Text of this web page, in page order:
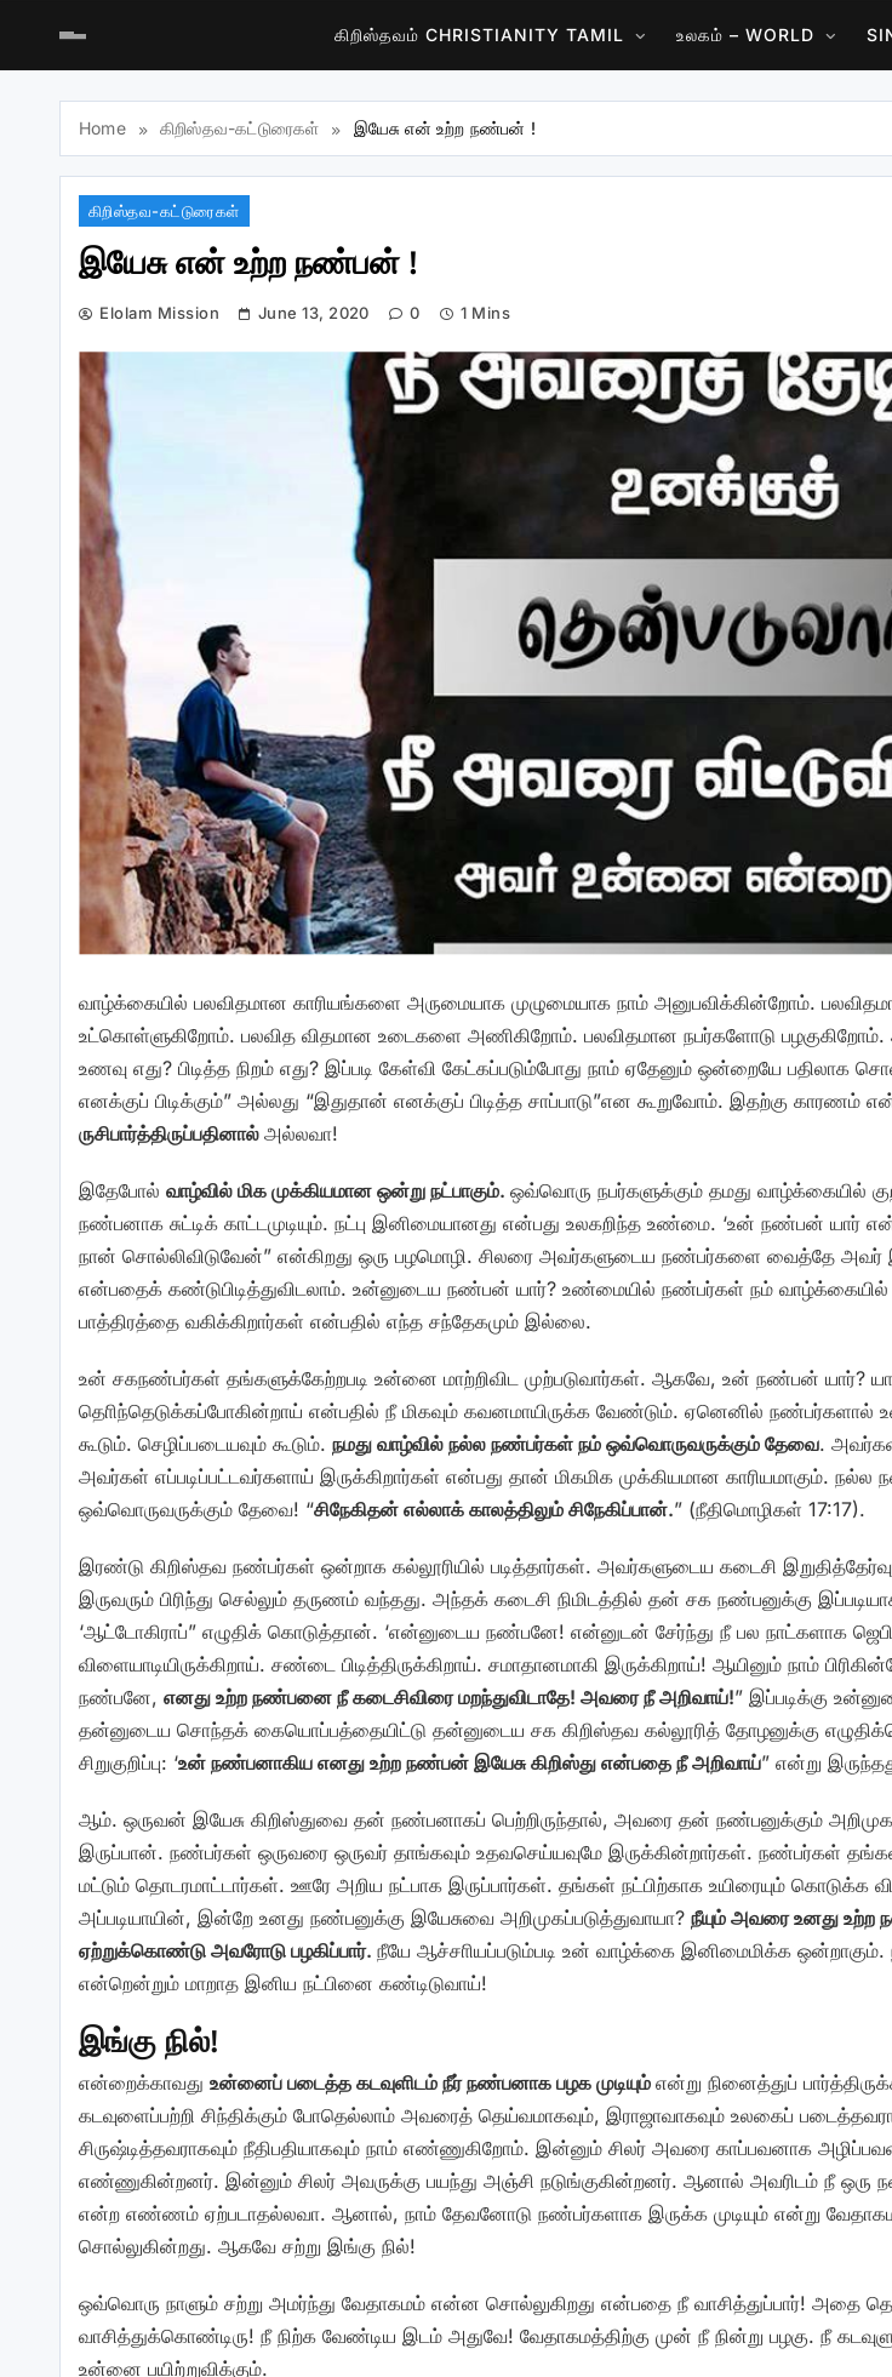
கிறிஸ்தவம் CHRISTIANITY TAMIL உலகம் – WORLD
Home கிறிஸ்தவ-கட்டுரைகள் இயேசு என் உற்ற நண்பன் !
கிறிஸ்தவ-கட்டுரைகள்
இயேசு என் உற்ற நண்பன் !
Elolam Mission June 13, 2020 0 1 Mins
வாழ்க்கையில் பலவிதமான காரியங்களை அருமையாக முழுமையாக நாம் அனுபவிக்கின்றோம்.
உட்கொள்ளுகிறோம். பலவித விதமான உடைகளை அணிகிறோம். பலவிதமான நபர்களோடு பழகுகிறோம்.
உணவு எது? பிடித்த நிறம் எது? இப்படி கேள்வி கேட்கப்படும்போது நாம் ஏதேனும் ஒன்றையே
எனக்குப் பிடிக்கும்” அல்லது “இதுதான் எனக்குப் பிடித்த சாப்பாடு”என கூறுவோம். இதற்கு
ருசிபார்த்திருப்பதினால் அல்லவா!
இதேபோல் வாழ்வில் மிக முக்கியமான ஒன்று நட்பாகும். ஒவ்வொரு நபர்களுக்கும் தமது வாழ்க்கையில்
நண்பனாக சுட்டிக் காட்டமுடியும். நட்பு இனிமையானது என்பது உலகறிந்த உண்மை. ‘உன் நண்பன் யார்
நான் சொல்லிவிடுவேன்” என்கிறது ஒரு பழமொழி. சிலரை அவர்களுடைய நண்பர்களை வைத்தே அவர்
என்பதைக் கண்டுபிடித்துவிடலாம். உன்னுடைய நண்பன் யார்? உண்மையில் நண்பர்கள் நம் வாழ்க்கையில்
பாத்திரத்தை வகிக்கிறார்கள் என்பதில் எந்த சந்தேகமும் இல்லை.
உன் சகநண்பர்கள் தங்களுக்கேற்றபடி உன்னை மாற்றிவிட முற்படுவார்கள். ஆகவே, உன் நண்பன் யார்?
தொிந்தெடுக்கப்போகின்றாய் என்பதில் நீ மிகவும் கவனமாயிருக்க வேண்டும். ஏனெனில் நண்பர்களால்
கூடும். செழிப்படையவும் கூடும். நமது வாழ்வில் நல்ல நண்பர்கள் நம் ஒவ்வொருவருக்கும் தேவை.
அவர்கள் எப்படிப்பட்டவர்களாய் இருக்கிறார்கள் என்பது தான் மிகமிக முக்கியமான காரியமாகும்.
ஒவ்வொருவருக்கும் தேவை! “சிநேகிதன் எல்லாக் காலத்திலும் சிநேகிப்பான்.” (நீதிமொழிகள் 17:17).
இரண்டு கிறிஸ்தவ நண்பர்கள் ஒன்றாக கல்லூரியில் படித்தார்கள். அவர்களுடைய கடைசி
இருவரும் பிரிந்து செல்லும் தருணம் வந்தது. அந்தக் கடைசி நிமிடத்தில் தன் சக நண்பனுக்கு
‘ஆட்டோகிராப்” எழுதிக் கொடுத்தான். ‘என்னுடைய நண்பனே! என்னுடன் சேர்ந்து நீ பல நாட்களாக
விளையாடியிருக்கிறாய். சண்டை பிடித்திருக்கிறாய். சமாதானமாகி இருக்கிறாய்! ஆயினும் நாம்
நண்பனே, எனது உற்ற நண்பனை நீ கடைசிவிரை மறந்துவிடாதே! அவரை நீ அறிவாய்!” இப்படிக்கு
தன்னுடைய சொந்தக் கையொப்பத்தையிட்டு தன்னுடைய சக கிறிஸ்தவ கல்லூரித் தோழனுக்கு
சிறுகுறிப்பு: ‘உன் நண்பனாகிய எனது உற்ற நண்பன் இயேசு கிறிஸ்து என்பதை நீ அறிவாய்” என்று
ஆம். ஒருவன் இயேசு கிறிஸ்துவை தன் நண்பனாகப் பெற்றிருந்தால், அவரை தன் நண்பனுக்கும்
இருப்பான். நண்பர்கள் ஒருவரை ஒருவர் தாங்கவும் உதவசெய்யவுமே இருக்கின்றார்கள். நண்பர்கள்
மட்டும் தொடரமாட்டார்கள். ஊரே அறிய நட்பாக இருப்பார்கள். தங்கள் நட்பிற்காக உயிரையும் கொடுக்க
அப்படியாயின், இன்றே உனது நண்பனுக்கு இயேசுவை அறிமுகப்படுத்துவாயா? நீயும் அவரை உனது
ஏற்றுக்கொண்டு அவரோடு பழகிப்பார். நீயே ஆச்சாியப்படும்படி உன் வாழ்க்கை இனிமைமிக்க
என்றென்றும் மாறாத இனிய நட்பினை கண்டிடுவாய்!
இங்கு நில்!
என்றைக்காவது உன்னைப் படைத்த கடவுளிடம் நீர் நண்பனாக பழக முடியும் என்று நினைத்துப்
கடவுளைப்பற்றி சிந்திக்கும் போதெல்லாம் அவரைத் தெய்வமாகவும், இராஜாவாகவும் உலகைப்
சிருஷ்டித்தவராகவும் நீதிபதியாகவும் நாம் எண்ணுகிறோம். இன்னும் சிலர் அவரை காப்பவனாக
எண்ணுகின்றனர். இன்னும் சிலர் அவருக்கு பயந்து அஞ்சி நடுங்குகின்றனர். ஆனால் அவரிடம் நீ ஒரு
என்ற எண்ணம் ஏற்படாதல்லவா. ஆனால், நாம் தேவனோடு நண்பர்களாக இருக்க முடியும் என்று
சொல்லுகின்றது. ஆகவே சற்று இங்கு நில்!
ஒவ்வொரு நாளும் சற்று அமர்ந்து வேதாகமம் என்ன சொல்லுகிறது என்பதை நீ வாசித்துப்பார்! அதை
வாசித்துக்கொண்டிரு! நீ நிற்க வேண்டிய இடம் அதுவே! வேதாகமத்திற்கு முன் நீ நின்று பழகு. நீ
உன்னை பயிற்றுவிக்கும்.